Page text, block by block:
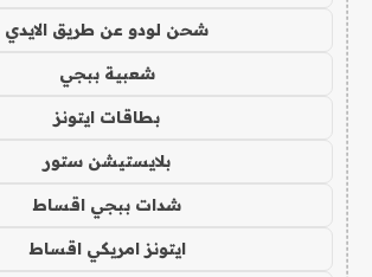
شحن لودو عن طريق الايدي
شعبية ببجي
بطاقات ايتونز
بلايستيشن ستور
شدات ببجي اقساط
ايتونز امريكي اقساط